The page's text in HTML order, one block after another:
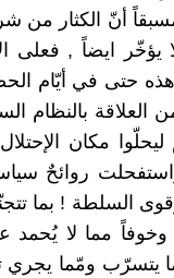
أنّ الكثار من
يؤخّر ايضاً , فعلى
هذه حتى في أيّام
العلاقة بالنظام
مكان
روائحٌ
السلطة ! بما
مما لا يُحمد
يتسرّب ومّما يجري